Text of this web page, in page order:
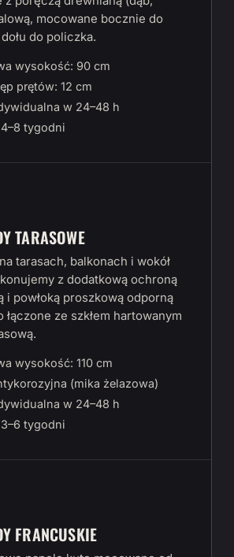
mocowane bocznie do
do policzka.
wysokość: 90 cm
prętów: 12 cm
w 24–48 h
tygodni
TARASOWE
tarasach, balkonach i wokół
z dodatkową ochroną
i powłoką proszkową odporną
łączone ze szkłem hartowanym
wysokość: 110 cm
(mika żelazowa)
w 24–48 h
tygodni
FRANCUSKIE